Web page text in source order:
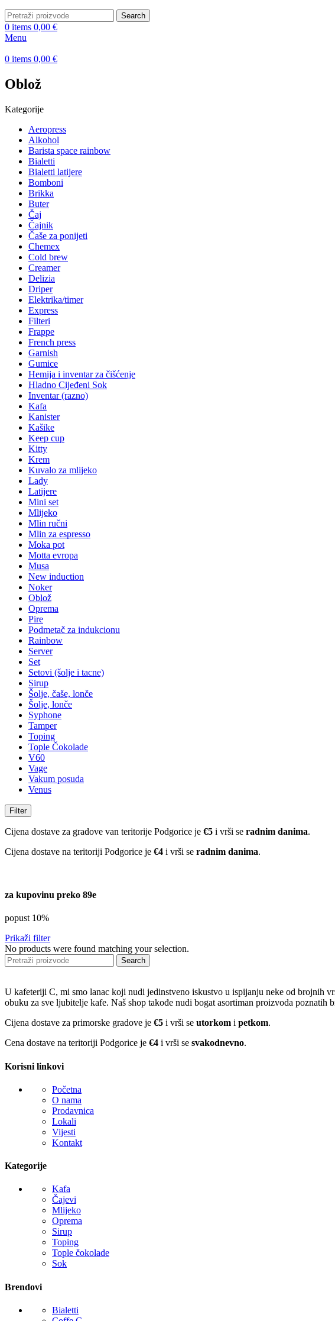
Search
0 items 0,00 €
Menu
0 items 0,00 €
Oblož
Kategorije
Aeropress
Alkohol
Barista space rainbow
Bialetti
Bialetti latijere
Bomboni
Brikka
Buter
Čaj
Čajnik
Čaše za ponijeti
Chemex
Cold brew
Creamer
Delizia
Driper
Elektrika/timer
Express
Filteri
Frappe
French press
Garnish
Gumice
Hemija i inventar za čišćenje
Hladno Cijeđeni Sok
Inventar (razno)
Kafa
Kanister
Kašike
Keep cup
Kitty
Krem
Kuvalo za mlijeko
Lady
Latijere
Mini set
Mlijeko
Mlin ručni
Mlin za espresso
Moka pot
Motta evropa
Musa
New induction
Noker
Oblož
Oprema
Pire
Podmetač za indukcionu
Rainbow
Server
Set
Setovi (šolje i tacne)
Sirup
Šolje, čaše, lonče
Šolje, lonče
Syphone
Tamper
Toping
Tople Čokolade
V60
Vage
Vakum posuda
Venus
Filter
Cijena dostave za gradove van teritorije Podgorice je €5 i vrši se radnim danima.
Cijena dostave na teritoriji Podgorice je €4 i vrši se radnim danima.
za kupovinu preko 89e
popust 10%
Prikaži filter
No products were found matching your selection.
Search
U kafeteriji C, mi smo lanac koji nudi jedinstveno iskustvo u ispijanju neke od brojnih
obuku za sve ljubitelje kafe. Naš shop takođe nudi bogat asortiman proizvoda poznatih
Cijena dostave za primorske gradove je €5 i vrši se utorkom i petkom.
Cena dostave na teritoriji Podgorice je €4 i vrši se svakodnevno.
Korisni linkovi
Početna
O nama
Prodavnica
Lokali
Vijesti
Kontakt
Kategorije
Kafa
Čajevi
Mlijeko
Oprema
Sirup
Toping
Tople čokolade
Sok
Brendovi
Bialetti